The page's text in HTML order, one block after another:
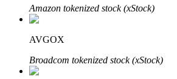
شركاء بيترو
Amazon tokenized stock (xStock)
AVGOX
Broadcom tokenized stock (xStock)